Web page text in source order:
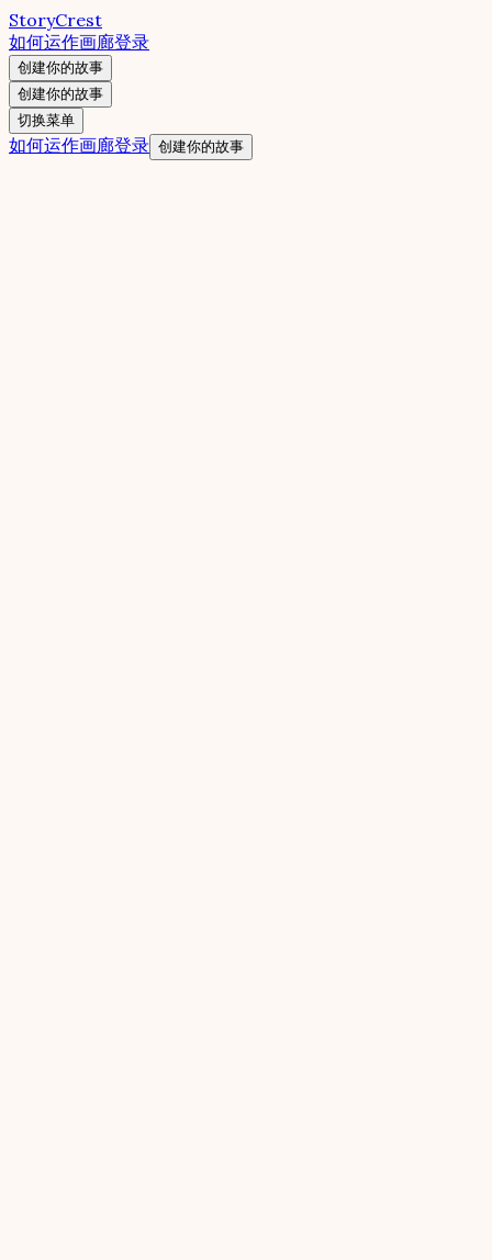
StoryCrest
如何运作画廊登录
创建你的故事
创建你的故事
切换菜单
如何运作画廊登录 创建你的故事